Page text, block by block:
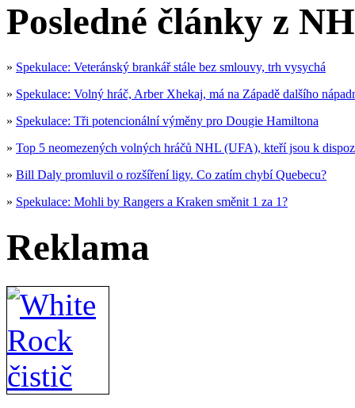
Posledné články z
» Spekulace: Veteránský brankář stále bez smlouvy, trh vysychá
» Spekulace: Volný hráč, Arber Xhekaj, má na Západě dalšího
» Spekulace: Tři potencionální výměny pro Dougie Hamiltona
» Top 5 neomezených volných hráčů NHL (UFA), kteří jsou k
» Bill Daly promluvil o rozšíření ligy. Co zatím chybí Quebecu?
» Spekulace: Mohli by Rangers a Kraken směnit 1 za 1?
Reklama